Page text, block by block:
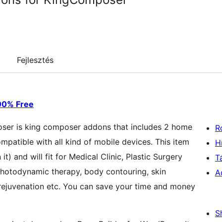
Fejlesztés
Free
is king composer addons that includes 2 home
with all kind of mobile devices. This item
and will fit for Medical Clinic, Plastic Surgery
therapy, body contouring, skin
etc. You can save your time and money